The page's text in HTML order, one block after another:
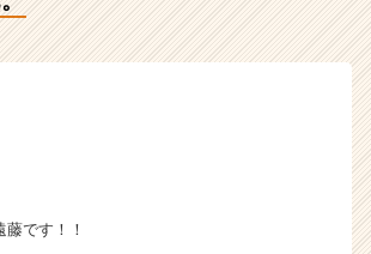
ー・
です！！